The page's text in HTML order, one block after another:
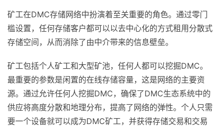
矿工在DMC 生态中的作用
矿工在DMC存储网络中扮演着至关重要的角色。通过零门
存储空间，从而消除了由中介带来的信息壁垒。
矿工包括个人矿工和大型矿池，任何人都可以挖掘DMC。
最重要的参数是闲置的在线存储容量，这是网络的主要资
源。通过允许任何人挖掘DMC，确保了DMC生态系统中的